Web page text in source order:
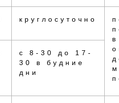
круглосуточно
с 8-30 до 17-
30 в будние
дни